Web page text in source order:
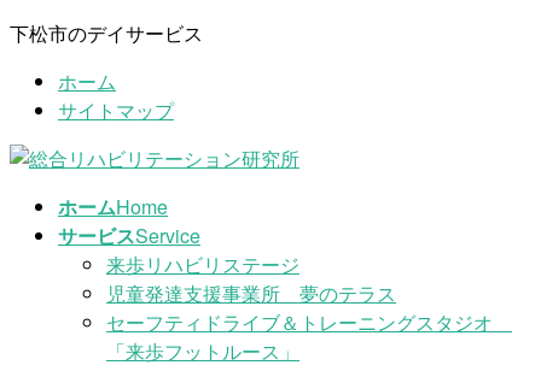
コ
ツ
ナ
シ
下松市のデイサービス
ホーム
サイトマップ
ホームHome
サービスService
来歩リハビリステージ
児童発達支援事業所 夢のテラス
セーフティドライブ＆トレーニングスタジオ
「来歩フットルース」